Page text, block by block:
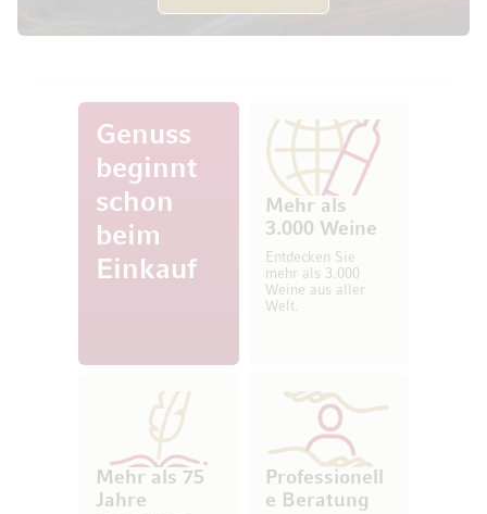
Genuss
beginnt
schon
beim
Einkauf
Mehr als
3.000 Weine
Entdecken Sie
mehr als 3.000
Weine aus aller
Welt.
Mehr als 75
Jahre
Professionell
e Beratung